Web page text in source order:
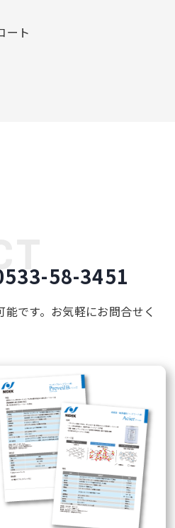
ート
58-3451
です。お気軽にお問合せく